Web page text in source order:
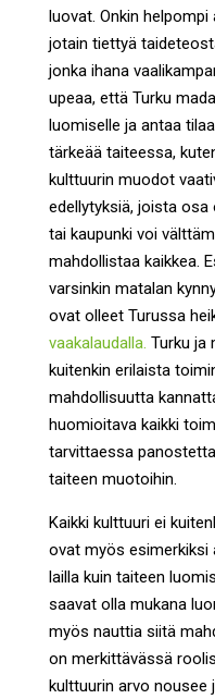
luovat. Onkin
jotain tiettyä
jonka ihana
upeaa, että Turku
luomiselle ja antaa
tärkeää taiteessa,
kulttuurin muodot
edellytyksiä, joista osa
tai kaupunki voi
mahdollistaa kaikkea.
varsinkin matalan
ovat olleet Turussa
vaakalaudalla. Turku ja
kuitenkin erilaista
mahdollisuutta
huomioitava kaikki
tarvittaessa
taiteen muotoihin.
Kaikki kulttuuri ei
ovat myös esimerkiksi
lailla kuin taiteen
saavat olla mukana
myös nauttia siitä
on merkittävässä
kulttuurin arvo nousee